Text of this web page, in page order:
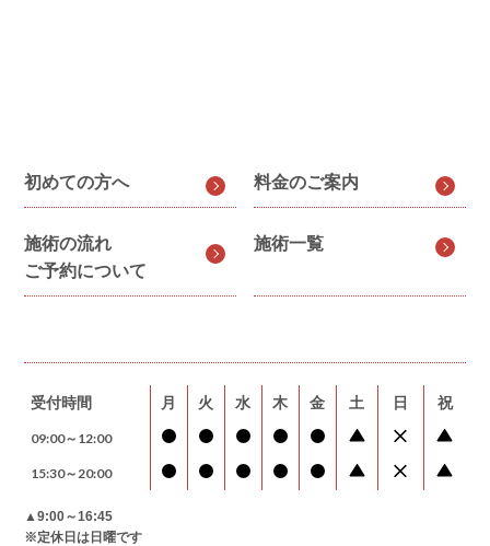
初めての方へ 料金のご案内
施術の流れ
ご予約について
施術一覧
受付時間 月 火 水 木 金 土 日 祝
09:00～12:00
15:30～20:00
▲9:00～16:45
※定休日は日曜です